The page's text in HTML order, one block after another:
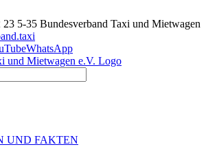
5-35 Bundesverband Taxi und Mietwagen
WhatsApp
UND FAKTEN